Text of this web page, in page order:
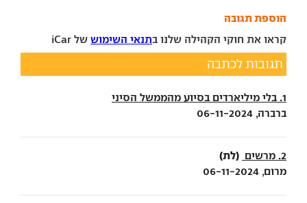
הוספת תגובה
קראו את חוקי הקהילה שלנו בתנאי השימוש של iCar
תגובות לכתבה
1. בלי מיליארדים בסיוע מהממשל הסיני
ברברה, 06-11-2024
2. מרשים (לת)
מרום, 06-11-2024